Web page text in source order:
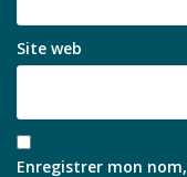
Site web
Enregistrer mon